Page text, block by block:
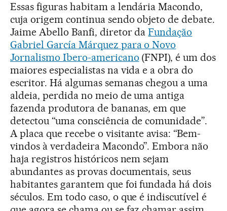
Essas figuras habitam a lendária Macondo,
cuja origem continua sendo objeto de debate.
Jaime Abello Banfi, diretor daFundação
Gabriel García Márquez para o Novo
Jornalismo Ibero-americano (FNPI), é um dos
maiores especialistas na vida e a obra do
escritor. Há algumas semanas chegou a uma
aldeia, perdida no meio de uma antiga
fazenda produtora de bananas, em que
detectou “uma consciência de comunidade”.
A placa que recebe o visitante avisa: “Bem-
vindos à verdadeira Macondo”. Embora não
haja registros históricos nem sejam
abundantes as provas documentais, seus
habitantes garantem que foi fundada há dois
séculos. Em todo caso, o que é indiscutível é